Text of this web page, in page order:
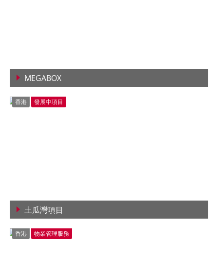
MEGABOX
香港 發展中項目
土瓜灣項目
香港 物業管理服務